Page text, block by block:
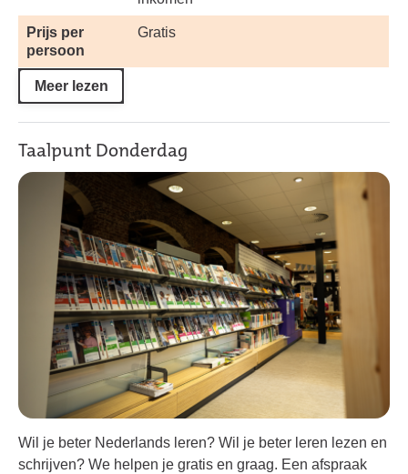
Prijs per
persoon
Gratis
Meer lezen
Taalpunt Donderdag
Wil je beter Nederlands leren? Wil je beter leren lezen en
schrijven? We helpen je gratis en graag. Een afspraak